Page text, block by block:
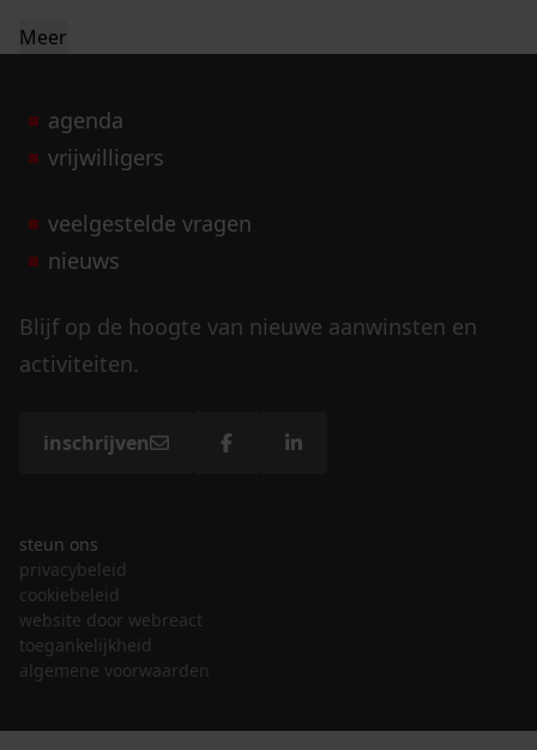
Meer
agenda
vrijwilligers
veelgestelde vragen
nieuws
Blijf op de hoogte van nieuwe aanwinsten en
activiteiten.
inschrijven
steun ons
privacybeleid
cookiebeleid
website door webreact
toegankelijkheid
algemene voorwaarden